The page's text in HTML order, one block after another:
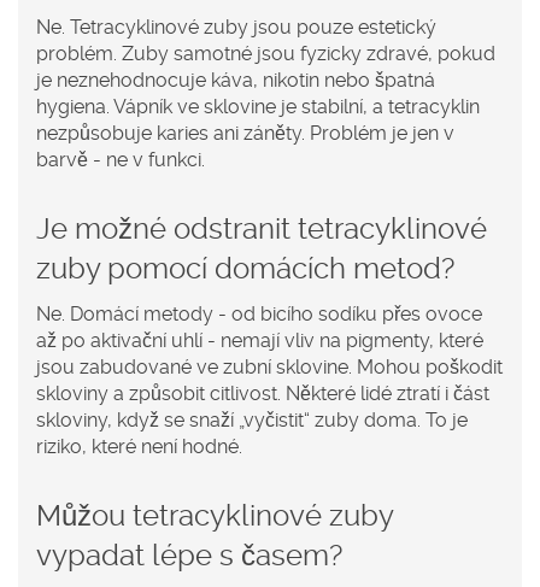
Ne. Tetracyklinové zuby jsou pouze estetický
problém. Zuby samotné jsou fyzicky zdravé, pokud
je neznehodnocuje káva, nikotin nebo špatná
hygiena. Vápník ve sklovine je stabilní, a tetracyklin
nezpůsobuje karies ani záněty. Problém je jen v
barvě - ne v funkci.
Je možné odstranit tetracyklinové
zuby pomocí domácích metod?
Ne. Domácí metody - od bicího sodíku přes ovoce
až po aktivační uhlí - nemají vliv na pigmenty, které
jsou zabudované ve zubní sklovine. Mohou poškodit
skloviny a způsobit citlivost. Některé lidé ztratí i část
skloviny, když se snaží „vyčistit“ zuby doma. To je
riziko, které není hodné.
Můžou tetracyklinové zuby
vypadat lépe s časem?